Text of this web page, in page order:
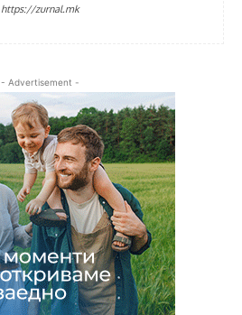
https://zurnal.mk
- Advertisement -